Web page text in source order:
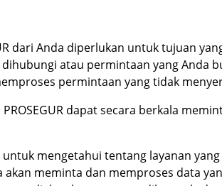
dari Anda diperlukan untuk tujuan
atau permintaan yang Anda
permintaan yang tidak
dapat secara berkala
mengetahui tentang layanan yang
akan meminta dan memproses data